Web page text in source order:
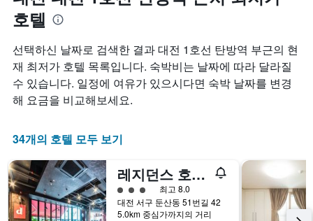
호텔
선택하신 날짜로 검색한 결과 대전 1호선 탄방역 부근의 현
재 최저가 호텔 목록입니다. 숙박비는 날짜에 따라 달라질
수 있습니다. 일정에 여유가 있으시다면 숙박 날짜를 변경
해 요금을 비교해보세요.
34개의 호텔 모두 보기
레지던스 호텔 라미아
3​성급
최고 8.0
대전 서구 둔산동 51번길 42
5.0km 중심가까지의 거리